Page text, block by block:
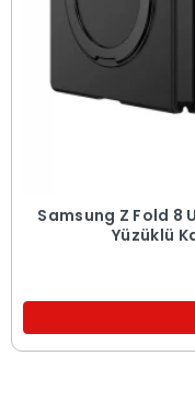
Samsung Z Fold 8
Yüzüklü